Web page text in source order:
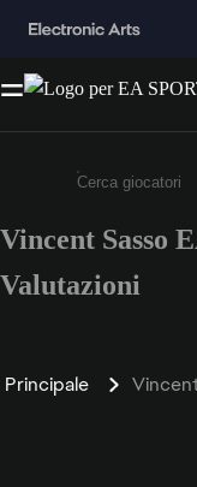
Inserisci
Vincent Sasso
Valutazioni
Principale